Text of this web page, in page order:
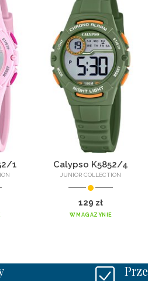
1 Calypso K5852/4
JUNIOR COLLECTION
129 zł
W MAGAZYNIE